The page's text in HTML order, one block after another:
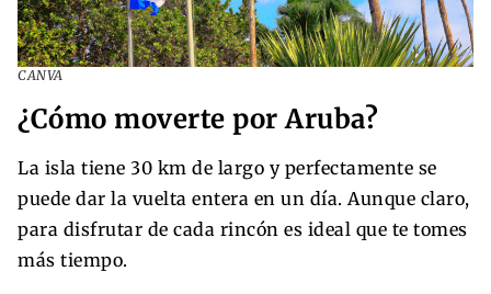
CANVA
¿Cómo moverte por Aruba?
La isla tiene 30 km de largo y perfectamente se
puede dar la vuelta entera en un día. Aunque claro,
para disfrutar de cada rincón es ideal que te tomes
más tiempo.